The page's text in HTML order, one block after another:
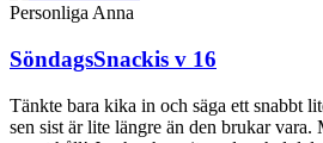
Personliga Anna
SöndagsSnackis v 16
Tänkte bara kika in och säga ett snabbt
sen sist är lite längre än den brukar